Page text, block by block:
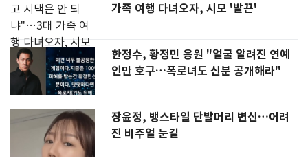
가족 여행 다녀오자, 시모 '발끈'
한정수, 황정민 응원 "얼굴 알려진 연예
인만 호구…폭로녀도 신분 공개해라"
장윤정, 뱅스타일 단발머리 변신…어려
진 비주얼 눈길